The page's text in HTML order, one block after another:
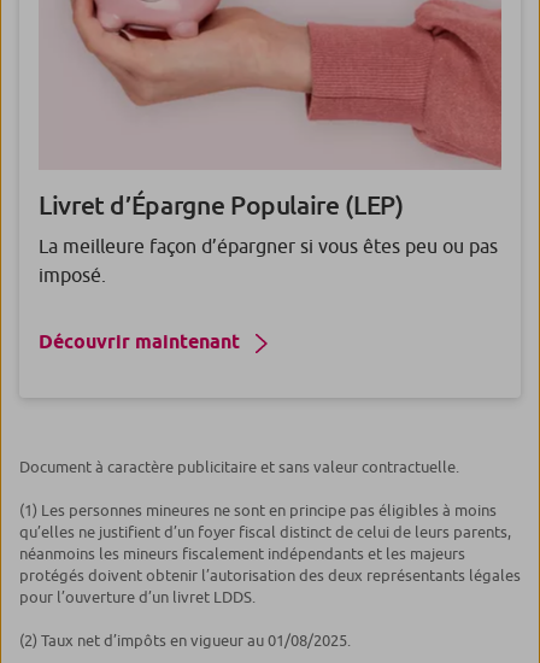
Livret d’Épargne Populaire (LEP)
La meilleure façon d’épargner si vous êtes peu ou pas
imposé.
Découvrir maintenant
Document à caractère publicitaire et sans valeur contractuelle.
(1) Les personnes mineures ne sont en principe pas éligibles à moins
qu’elles ne justifient d’un foyer fiscal distinct de celui de leurs parents,
néanmoins les mineurs fiscalement indépendants et les majeurs
protégés doivent obtenir l’autorisation des deux représentants légales
pour l’ouverture d’un livret LDDS.
(2) Taux net d’impôts en vigueur au 01/08/2025.